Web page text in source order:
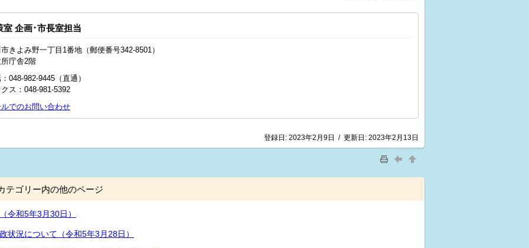
室 企画･市長室担当
きよみ野一丁目1番地（郵便番号342-8501）
庁舎2階
048‐982‐9445（直通）
ス：048-981-5392
でのお問い合わせ
登録日: 2023年2月9日 / 更新日: 2023年2月13日
テゴリー内の他のページ
令和5年3月30日）
状況について（令和5年3月28日）